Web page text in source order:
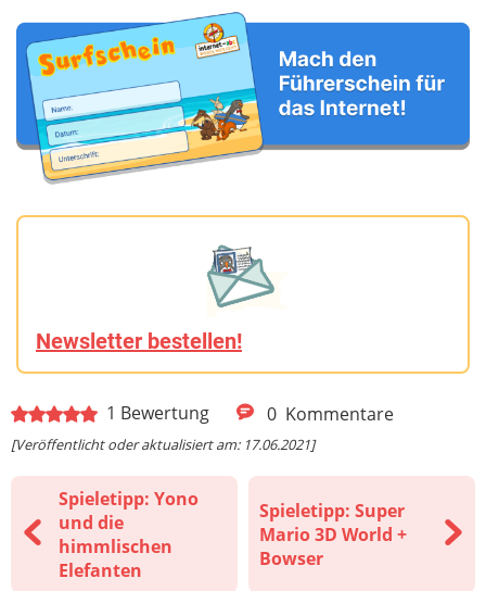
1 Bewertung 0 Kommentare
[Veröffentlicht oder aktualisiert am: 17.06.2021]
Spieletipp: Yono
und die
himmlischen
Elefanten
Spieletipp: Super
Mario 3D World +
Bowser
Newsletter bestellen!